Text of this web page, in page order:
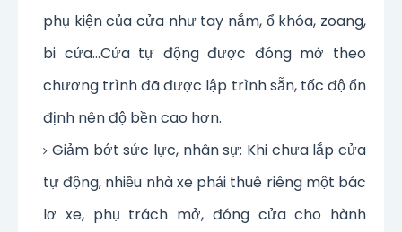
phụ kiện của cửa như tay nắm, ổ khóa, zoang,
bi cửa…Cửa tự động được đóng mở theo
chương trình đã được lập trình sẵn, tốc độ ổn
định nên độ bền cao hơn.
Giảm bớt sức lực, nhân sự: Khi chưa lắp cửa
tự động, nhiều nhà xe phải thuê riêng một bác
lơ xe, phụ trách mở, đóng cửa cho hành